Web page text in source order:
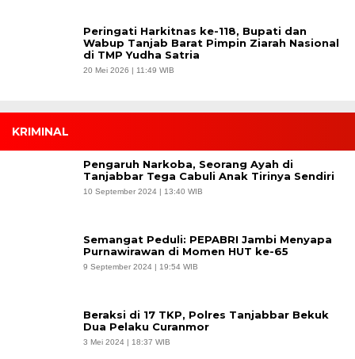
Peringati Harkitnas ke-118, Bupati dan
Wabup Tanjab Barat Pimpin Ziarah Nasional
di TMP Yudha Satria
20 Mei 2026 | 11:49 WIB
KRIMINAL
Pengaruh Narkoba, Seorang Ayah di
Tanjabbar Tega Cabuli Anak Tirinya Sendiri
10 September 2024 | 13:40 WIB
Semangat Peduli: PEPABRI Jambi Menyapa
Purnawirawan di Momen HUT ke-65
9 September 2024 | 19:54 WIB
Beraksi di 17 TKP, Polres Tanjabbar Bekuk
Dua Pelaku Curanmor
3 Mei 2024 | 18:37 WIB